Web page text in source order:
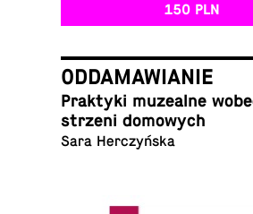
150 PLN
ODDAMAWIANIE
Prak­ty­ki mu­ze­al­ne
strze­ni domowych
Sara Herczyńska